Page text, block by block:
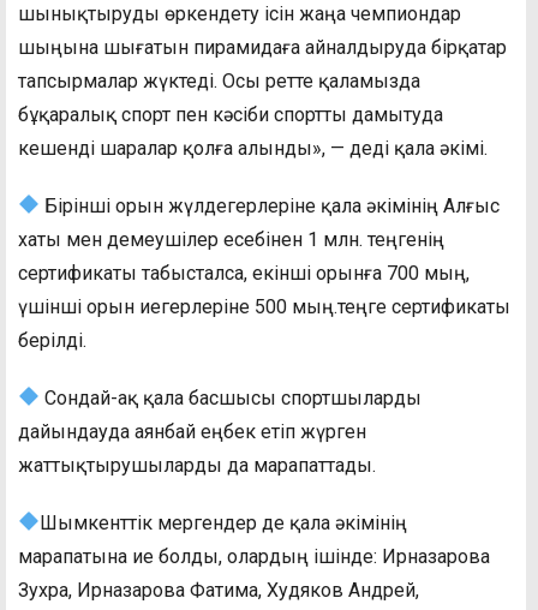
шынықтыруды өркендету ісін жаңа чемпиондар
шыңына шығатын пирамидаға айналдыруда бірқатар
тапсырмалар жүктеді. Осы ретте қаламызда
бұқаралық спорт пен кәсіби спортты дамытуда
кешенді шаралар қолға алынды», — деді қала әкімі.
Бірінші орын жүлдегерлеріне қала әкімінің Алғыс
хаты мен демеушілер есебінен 1 млн. теңгенің
сертификаты табысталса, екінші орынға 700 мың,
үшінші орын иегерлеріне 500 мың.теңге сертификаты
берілді.
Сондай-ақ қала басшысы спортшыларды
дайындауда аянбай еңбек етіп жүрген
жаттықтырушыларды да марапаттады.
Шымкенттік мергендер де қала әкімінің
марапатына ие болды, олардың ішінде: Ирназарова
Зухра, Ирназарова Фатима, Худяков Андрей,